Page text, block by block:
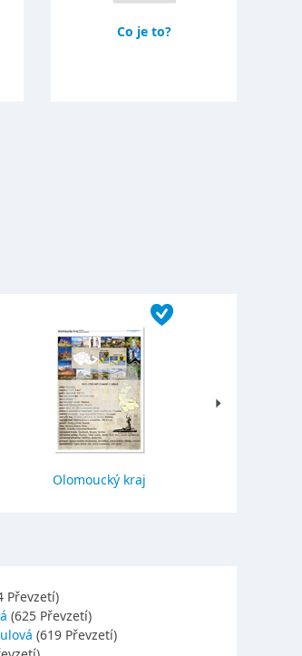
Co je to?
Olomoucký kraj
Převzetí)
(625 Převzetí)
(619 Převzetí)